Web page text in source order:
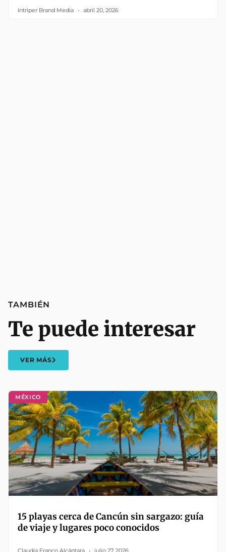
Intriper Brand Media abril 20, 2026
MÉXICO
15 playas cerca de Cancún sin sargazo: guía
de viaje y lugares poco conocidos
Claudia Franco Alcántara julio 27, 2026
TAMBIÉN
Te puede interesar
VER MÁS